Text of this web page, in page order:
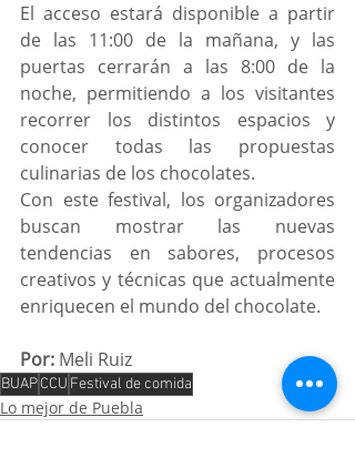
El acceso estará disponible a partir
de las 11:00 de la mañana, y las
puertas cerrarán a las 8:00 de la
noche, permitiendo a los visitantes
recorrer los distintos espacios y
conocer todas las propuestas
culinarias de los chocolates.
Con este festival, los organizadores
buscan mostrar las nuevas
tendencias en sabores, procesos
creativos y técnicas que actualmente
enriquecen el mundo del chocolate.
Por: Meli Ruiz
BUAPCCU Festival de comida
Lo mejor de Puebla